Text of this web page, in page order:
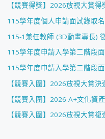
【競賽得獎】2026放視大賞得
115學年度個人申請面試錄取
115-1兼任教師 (3D動畫專長)
115學年度申請入學第二階段
115學年度申請入學第二階段
【競賽入圍】2026放視大賞決
【競賽入圍】2026 A+文化資
【競賽入圍】2026放視大賞複